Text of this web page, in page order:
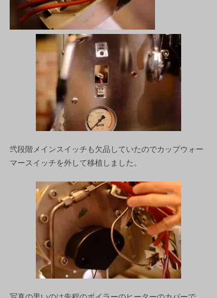
弐段階メインスイッチも欠品していたのでカップウォー
マースイッチを外して移植しました。